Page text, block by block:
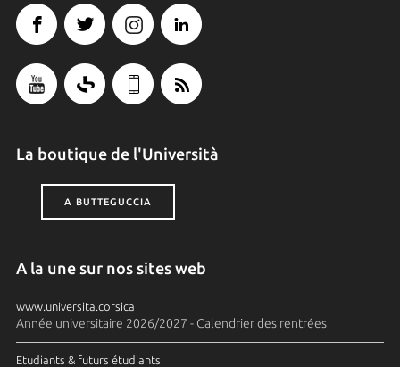
La boutique de l'Università
A BUTTEGUCCIA
A la une sur nos sites web
www.universita.corsica
Année universitaire 2026/2027 - Calendrier des rentrées
Etudiants & futurs étudiants